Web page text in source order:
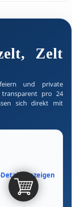
Zelt
und private
transparent pro 24
sich direkt mit
anzeigen